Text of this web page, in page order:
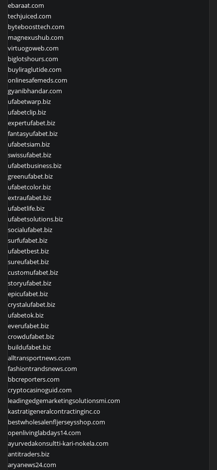
ebaraat.com
techjuiced.com
byteboosttech.com
magnexushub.com
virtuogoweb.com
biglotshours.com
buyliraglutide.com
onlinesafemeds.com
gyanibhandar.com
ufabetwarp.biz
ufabetclip.biz
expertufabet.biz
fantasyufabet.biz
ufabetsiam.biz
swissufabet.biz
ufabetbusiness.biz
greenufabet.biz
ufabetcolor.biz
extraufabet.biz
ufabetlife.biz
ufabetsolutions.biz
socialufabet.biz
surfufabet.biz
ufabetbest.biz
sureufabet.biz
customufabet.biz
storyufabet.biz
epicufabet.biz
crystalufabet.biz
ufabetok.biz
everufabet.biz
crowdufabet.biz
buildufabet.biz
alltransportnews.com
fashiontrandsnews.com
bbcreporters.com
cryptocasinoguid.com
leadingedgemarketingsolutionsmi.com
kastratigeneralcontractinginc.co
bestwholesalenfljerseysshop.com
openlivinglabdays14.com
ayurvedakonsultti-kari-nokela.com
antitraders.biz
aryanews24.com